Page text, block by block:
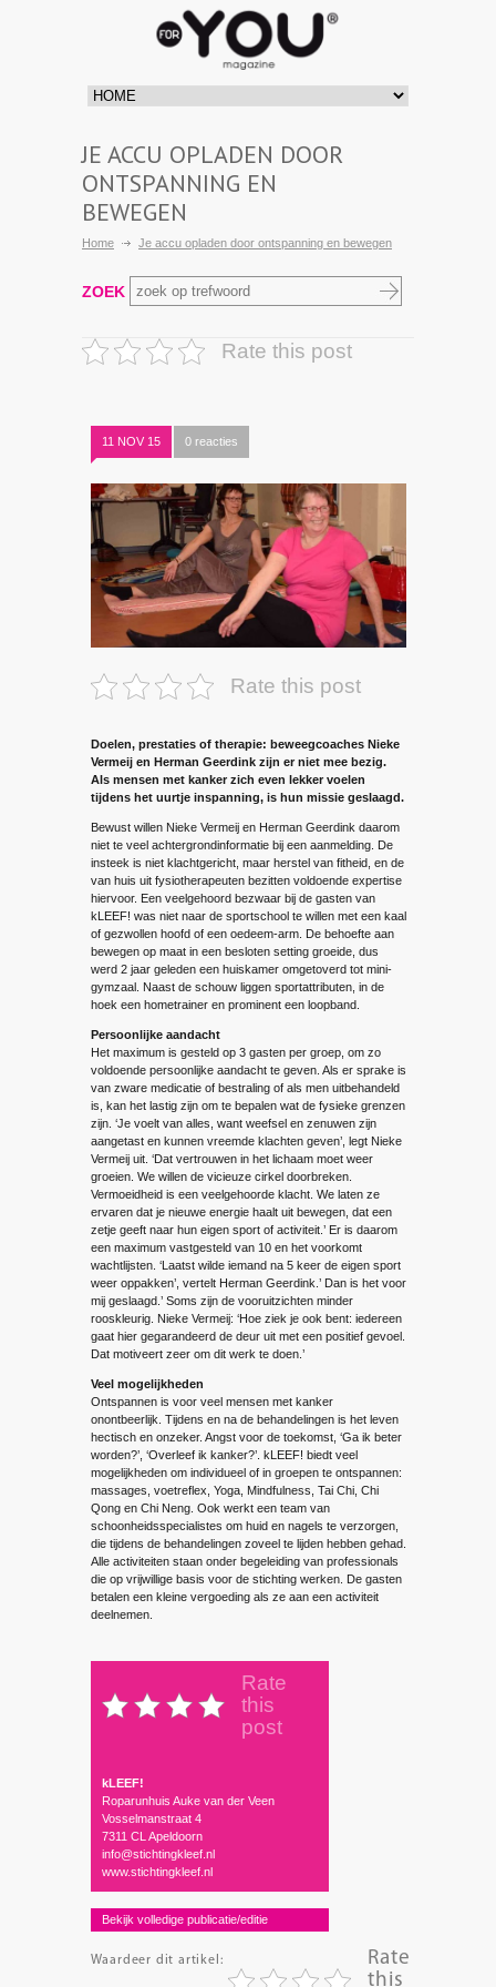
JE ACCU OPLADEN DOOR
ONTSPANNING EN
BEWEGEN
Home Je accu opladen door ontspanning en bewegen
ZOEK
Rate this post
11 NOV 15 0 reacties
Rate this post
Doelen, prestaties of therapie: beweegcoaches Nieke
Vermeij en Herman Geerdink zijn er niet mee bezig.
Als mensen met kanker zich even lekker voelen
tijdens het uurtje inspanning, is hun missie geslaagd.
Bewust willen Nieke Vermeij en Herman Geerdink daarom
niet te veel achtergrondinformatie bij een aanmelding. De
insteek is niet klachtgericht, maar herstel van fitheid, en de
van huis uit fysiotherapeuten bezitten voldoende expertise
hiervoor. Een veelgehoord bezwaar bij de gasten van
kLEEF! was niet naar de sportschool te willen met een kaal
of gezwollen hoofd of een oedeem-arm. De behoefte aan
bewegen op maat in een besloten setting groeide, dus
werd 2 jaar geleden een huiskamer omgetoverd tot mini-
gymzaal. Naast de schouw liggen sportattributen, in de
hoek een hometrainer en prominent een loopband.
Persoonlijke aandacht
Het maximum is gesteld op 3 gasten per groep, om zo
voldoende persoonlijke aandacht te geven. Als er sprake is
van zware medicatie of bestraling of als men uitbehandeld
is, kan het lastig zijn om te bepalen wat de fysieke grenzen
zijn. ‘Je voelt van alles, want weefsel en zenuwen zijn
aangetast en kunnen vreemde klachten geven’, legt Nieke
Vermeij uit. ‘Dat vertrouwen in het lichaam moet weer
groeien. We willen de vicieuze cirkel doorbreken.
Vermoeidheid is een veelgehoorde klacht. We laten ze
ervaren dat je nieuwe energie haalt uit bewegen, dat een
zetje geeft naar hun eigen sport of activiteit.’ Er is daarom
een maximum vastgesteld van 10 en het voorkomt
wachtlijsten. ‘Laatst wilde iemand na 5 keer de eigen sport
weer oppakken’, vertelt Herman Geerdink.’ Dan is het voor
mij geslaagd.’ Soms zijn de vooruitzichten minder
rooskleurig. Nieke Vermeij: ‘Hoe ziek je ook bent: iedereen
gaat hier gegarandeerd de deur uit met een positief gevoel.
Dat motiveert zeer om dit werk te doen.’
Veel mogelijkheden
Ontspannen is voor veel mensen met kanker
onontbeerlijk. Tijdens en na de behandelingen is het leven
hectisch en onzeker. Angst voor de toekomst, ‘Ga ik beter
worden?’, ‘Overleef ik kanker?’. kLEEF! biedt veel
mogelijkheden om individueel of in groepen te ontspannen:
massages, voetreflex, Yoga, Mindfulness, Tai Chi, Chi
Qong en Chi Neng. Ook werkt een team van
schoonheidsspecialistes om huid en nagels te verzorgen,
die tijdens de ­behandelingen zoveel te lijden hebben gehad.
Alle activiteiten staan onder ­begeleiding van professionals
die op vrijwillige basis voor de stichting werken. De gasten
betalen een kleine ­vergoeding als ze aan een activiteit
deelnemen.
Rate
this
post
kLEEF!
Roparunhuis Auke van der Veen
Vosselmanstraat 4
7311 CL Apeldoorn
info@stichtingkleef.nl
www.stichtingkleef.nl
Bekijk volledige publicatie/editie
Waardeer dit artikel:
Rate
this